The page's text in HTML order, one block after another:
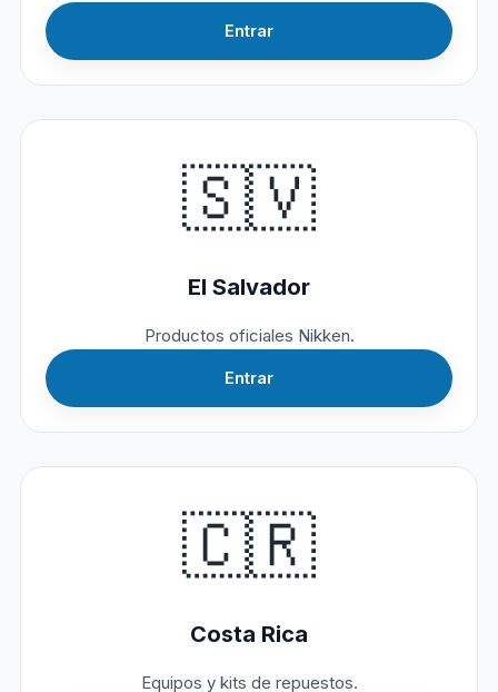
Entrar
🇸🇻
El Salvador
Productos oficiales Nikken.
Entrar
🇨🇷
Costa Rica
Equipos y kits de repuestos.